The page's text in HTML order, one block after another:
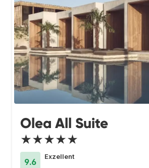
Olea All Suite
★★★★★
9.6
Exzellent